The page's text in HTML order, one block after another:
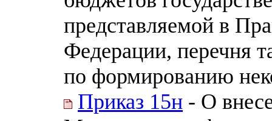
представляемой в
Федерации, перечня
по формированию
Приказ 15н - О